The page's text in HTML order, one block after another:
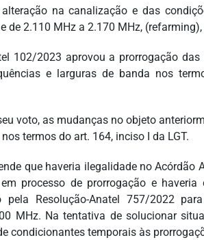
na canalização e das
de 2.110 MHz a 2.170 MHz,
102/2023 aprovou a prorrogação
e larguras de banda nos
voto, as mudanças no objeto
termos do art. 164, inciso I da LGT.
que haveria ilegalidade no Acórdão
processo de prorrogação e haveria
Resolução-Anatel 757/2022
MHz. Na tentativa de solucionar
condicionantes temporais às